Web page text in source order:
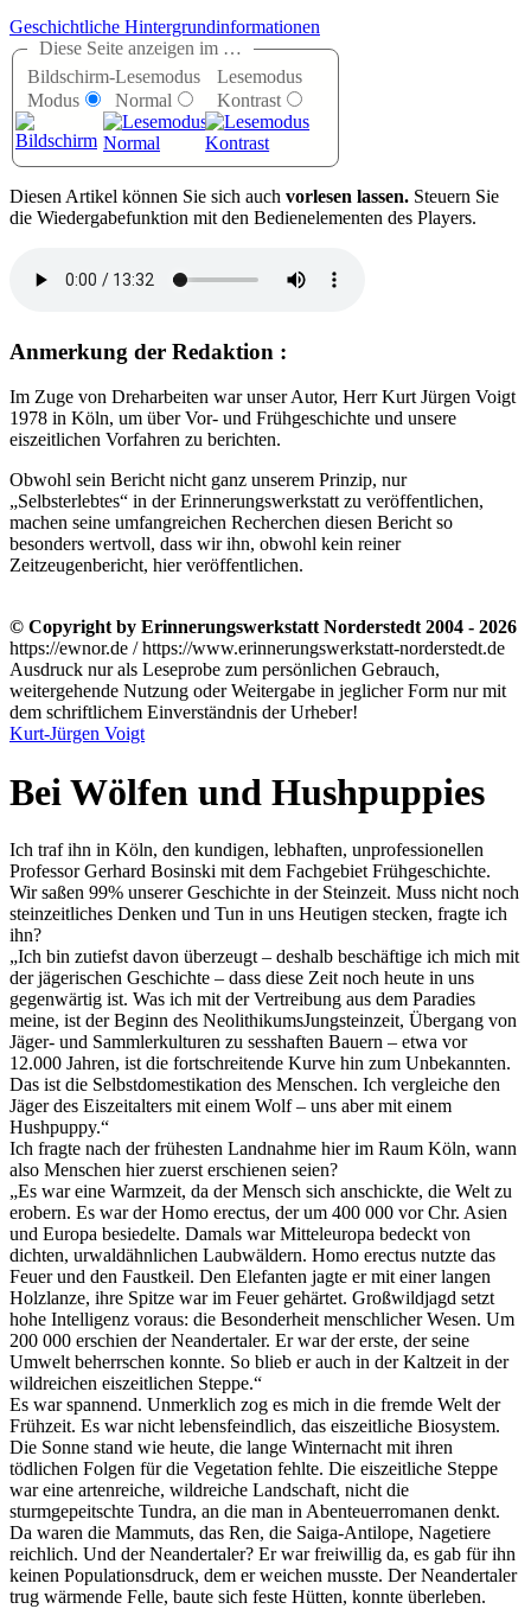
Geschichtliche Hintergrundinformationen
Diese Seite anzeigen im …
Bildschirm-
Modus
Lesemodus
Normal
Lesemodus
Kontrast
Diesen Artikel können Sie sich auch vorlesen lassen. Steuern Sie
die Wiedergabefunktion mit den Bedienelementen des Players.
Anmerkung der Redaktion :
Im Zuge von Dreharbeiten war unser Autor, Herr Kurt Jürgen Voigt
1978 in Köln, um über Vor- und Frühgeschichte und unsere
eiszeitlichen Vorfahren zu berichten.
Obwohl sein Bericht nicht ganz unserem Prinzip, nur
Selbsterlebtes
in der Erinnerungswerkstatt zu veröffentlichen,
machen seine umfangreichen Recherchen diesen Bericht so
besonders wertvoll, dass wir ihn, obwohl kein reiner
Zeitzeugenbericht, hier veröffentlichen.
© Copyright by Erinnerungswerkstatt Norderstedt 2004 - 2026
https://ewnor.de / https://www.erinnerungswerkstatt-norderstedt.de
Ausdruck nur als Leseprobe zum persönlichen Gebrauch,
weitergehende Nutzung oder Weitergabe in jeglicher Form nur mit
dem schriftlichem Einverständnis der Urheber!
Kurt-Jürgen Voigt
Bei Wölfen und Hushpuppies
Ich traf ihn in Köln, den kundigen, lebhaften, unprofessionellen
Professor Gerhard Bosinski mit dem Fachgebiet Frühgeschichte.
Wir saßen 99% unserer Geschichte in der Steinzeit. Muss nicht noch
steinzeitliches Denken und Tun in uns Heutigen stecken, fragte ich
ihn?
Ich bin zutiefst davon überzeugt – deshalb beschäftige ich mich mit
der jägerischen Geschichte – dass diese Zeit noch heute in uns
gegenwärtig ist. Was ich mit der Vertreibung aus dem Paradies
meine, ist der Beginn des NeolithikumsJungsteinzeit, Übergang von
Jäger- und Sammlerkulturen zu sesshaften Bauern – etwa vor
12.000 Jahren, ist die fortschreitende Kurve hin zum Unbekannten.
Das ist die Selbstdomestikation des Menschen. Ich vergleiche den
Jäger des Eiszeitalters mit einem Wolf – uns aber mit einem
Hushpuppy.
Ich fragte nach der frühesten Landnahme hier im Raum Köln, wann
also Menschen hier zuerst erschienen seien?
Es war eine Warmzeit, da der Mensch sich anschickte, die Welt zu
erobern. Es war der Homo erectus, der um 400 000 vor Chr. Asien
und Europa besiedelte. Damals war Mitteleuropa bedeckt von
dichten, urwaldähnlichen Laubwäldern. Homo erectus nutzte das
Feuer und den Faustkeil. Den Elefanten jagte er mit einer langen
Holzlanze, ihre Spitze war im Feuer gehärtet. Großwildjagd setzt
hohe Intelligenz voraus: die Besonderheit menschlicher Wesen. Um
200 000 erschien der Neandertaler. Er war der erste, der seine
Umwelt beherrschen konnte. So blieb er auch in der Kaltzeit in der
wildreichen eiszeitlichen Steppe.
Es war spannend. Unmerklich zog es mich in die fremde Welt der
Frühzeit. Es war nicht lebensfeindlich, das eiszeitliche Biosystem.
Die Sonne stand wie heute, die lange Winternacht mit ihren
tödlichen Folgen für die Vegetation fehlte. Die eiszeitliche Steppe
war eine artenreiche, wildreiche Landschaft, nicht die
sturmgepeitschte Tundra, an die man in Abenteuerromanen denkt.
Da waren die Mammuts, das Ren, die Saiga-Antilope, Nagetiere
reichlich. Und der Neandertaler? Er war freiwillig da, es gab für ihn
keinen Populationsdruck, dem er weichen musste. Der Neandertaler
trug wärmende Felle, baute sich feste Hütten, konnte überleben.